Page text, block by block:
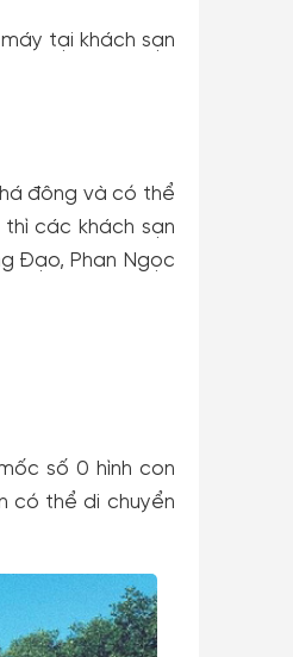
tại khách sạn
đông và có thể
các khách sạn
Đạo, Phan Ngọc
số 0 hình con
có thể di chuyển